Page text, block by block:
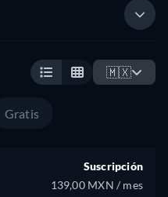
🇲🇽
Gratis
Suscripción
139,00 MXN / mes